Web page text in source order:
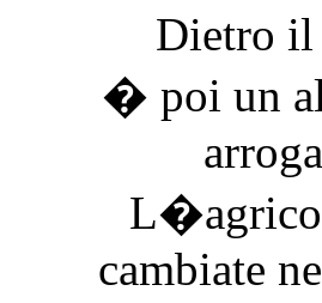
Dietro il
� poi un
cambiate